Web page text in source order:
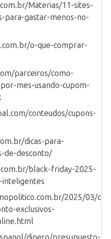
Materias/11-sites-
para-gastar-menos-no-
o-que-comprar-
parceiros/como-
mes-usando-cupom-
conteudos/cupons-
dicas-para-
de-desconto/
black-friday-2025-
inteligentes
2025/03/
exclusivos-